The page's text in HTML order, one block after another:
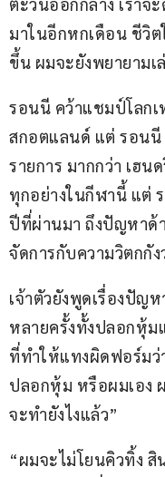
ตะวันออกกลาง เราจ
มาในอีกหกเดือน ชีวิ
ขึ้น ผมจะยังพยายาม
รอนนี คว้าแชมป์โลก
สกอตแลนด์ แต่ รอนนี
รายการ มากกว่า เฮน
ทุกอย่างในกีฬานี้ แต่
ปีที่ผ่านมา ถึงปัญหาด้
จัดการกับความวิตกกัง
เจ้าตัวยังพูดเรื่องปัญ
หลายครั้งทั้งปลอกหุ้ม
ที่ทำให้แทงผิดฟอร์มว่
ปลอกหุ้ม หรือผมเอง
จะทำยังไงแล้ว”
“ผมจะไม่โยนคิวทิ้ง